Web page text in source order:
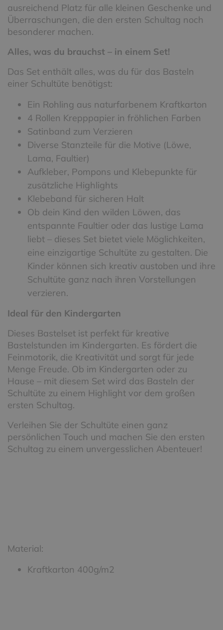
ausreichend Platz für alle kleinen Geschenke und
Überraschungen, die den ersten Schultag noch
besonderer machen.
Alles, was du brauchst – in einem Set!
Das Set enthält alles, was du für das Basteln
einer Schultüte benötigst:
Ein Rohling aus naturfarbenem Kraftkarton
4 Rollen Krepppapier in fröhlichen Farben
Satinband zum Verzieren
Diverse Stanzteile für die Motive (Löwe,
Lama, Faultier)
Aufkleber, Pompons und Klebepunkte für
zusätzliche Highlights
Klebeband für sicheren Halt
Ob dein Kind den wilden Löwen, das
entspannte Faultier oder das lustige Lama
liebt – dieses Set bietet viele Möglichkeiten,
eine einzigartige Schultüte zu gestalten. Die
Kinder können sich kreativ austoben und ihre
Schultüte ganz nach ihren Vorstellungen
verzieren.
Ideal für den Kindergarten
Dieses Bastelset ist perfekt für kreative
Bastelstunden im Kindergarten. Es fördert die
Feinmotorik, die Kreativität und sorgt für jede
Menge Freude. Ob im Kindergarten oder zu
Hause – mit diesem Set wird das Basteln der
Schultüte zu einem Highlight vor dem großen
ersten Schultag.
Verleihen Sie der Schultüte einen ganz
persönlichen Touch und machen Sie den ersten
Schultag zu einem unvergesslichen Abenteuer!
Material:
Kraftkarton 400g/m2